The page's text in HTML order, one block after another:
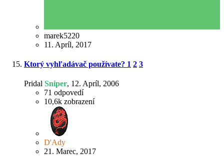
marek5220
11. Apríl, 2017
Ktorý vyhľadávač používate? 1 2 3
Pridal Sniper, 12. Apríl, 2006
71 odpovedí
10,6k zobrazení
D'Ady
21. Marec, 2017